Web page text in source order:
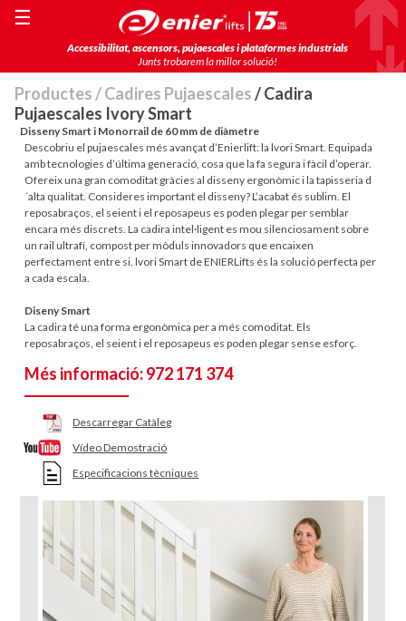
Accessibilitat, ascensors, pujaescales i plataformes industrials
Junts trobarem la millor solució!
☰
Productes /Cadires Pujaescales/ Cadira
Pujaescales Ivory Smart
Disseny Smart i Monorrail de 60 mm de diàmetre
Descobriu el pujaescales més avançat d’Enierlift: la lvori Smart. Equipada
amb tecnologies d’última generació, cosa que la fa segura i fàcil d’operar.
Ofereix una gran comoditat gràcies al disseny ergonòmic i la tapisseria d
´alta qualitat. Consideres important el disseny? L’acabat és sublim. El
reposabraços, el seient i el reposapeus es poden plegar per semblar
encara més discrets. La cadira intel·ligent es mou silenciosament sobre
un rail ultrafí, compost per mòduls innovadors que encaixen
perfectament entre si. lvori Smart de ENIERLifts és la solució perfecta per
a cada escala.
Diseny Smart
La cadira té una forma ergonòmica per a més comoditat. Els
reposabraços, el seient i el reposapeus es poden plegar sense esforç.
Més informació: 972 171 374
Descarregar Catàleg
Vídeo Demostració
Especificacions tècniques